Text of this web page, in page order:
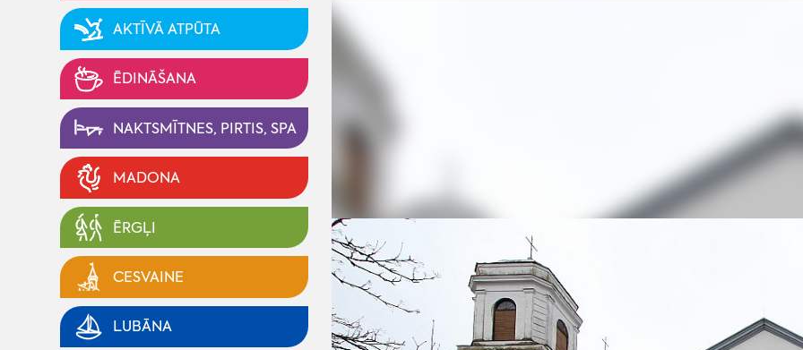
AKTĪVĀ ATPŪTA
ĒDINĀŠANA
NAKTSMĪTNES, PIRTIS, SPA
MADONA
ĒRGĻI
CESVAINE
LUBĀNA